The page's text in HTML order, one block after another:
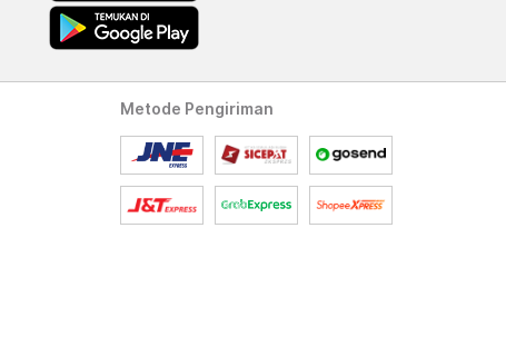
Metode Pengiriman